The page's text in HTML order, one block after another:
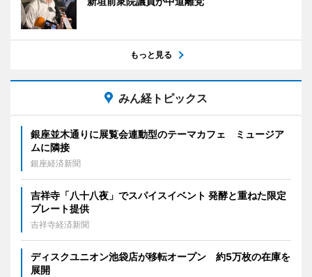
もっと見る
みん経トピックス
銀座並木通りに展覧会連動型のテーマカフェ ミュージア
ムに隣接
銀座経済新聞
吉祥寺「八十八夜」でスパイスイベント 発酵と重ねた限定
プレート提供
吉祥寺経済新聞
ディスクユニオン池袋店が移転オープン 約5万枚の在庫を
展開